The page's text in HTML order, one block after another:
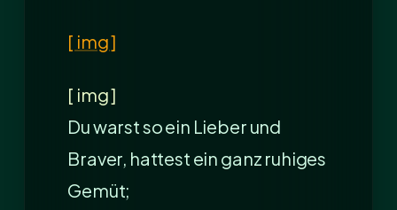
[ img ]
[ img ]
Du warst so ein Lieber und
Braver, hattest ein ganz ruhiges
Gemüt;